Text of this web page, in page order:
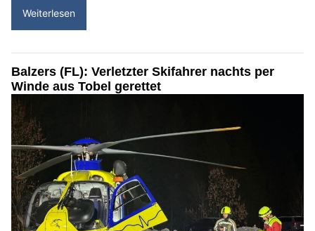
Weiterlesen
Balzers (FL): Verletzter Skifahrer nachts per
Winde aus Tobel gerettet